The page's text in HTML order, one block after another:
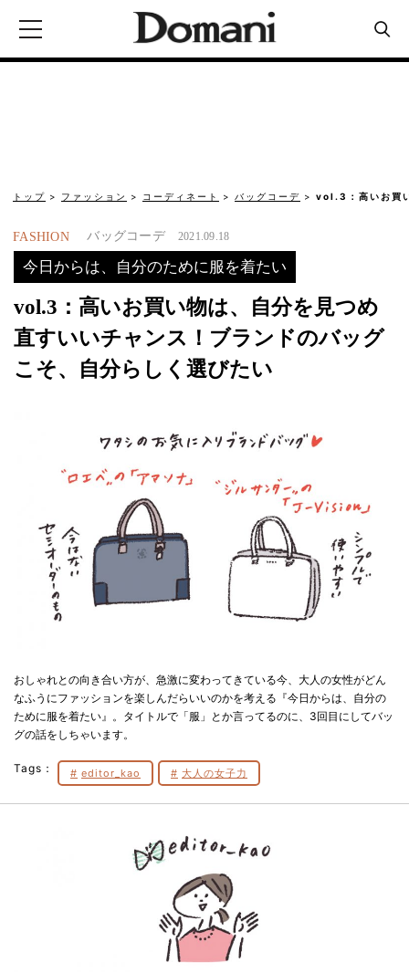
トップ ファッション コーディネート バッグコーデ vol.3：高いお買
FASHION バッグコーデ 2021.09.18
今日からは、自分のために服を着たい
vol.3：高いお買い物は、自分を見つめ
直すいいチャンス！ブランドのバッグ
こそ、自分らしく選びたい
おしゃれとの向き合い方が、急激に変わってきている今、大人の女性がどん
なふうにファッションを楽しんだらいいのかを考える『今日からは、自分の
ために服を着たい』。タイトルで「服」とか言ってるのに、3回目にしてバッ
グの話をしちゃいます。
Tags： editor_kao 大人の女子力